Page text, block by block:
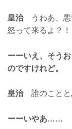
皇治うわあ、悪
怒って来るよ？！
ーーいえ、そう
のですけれど。
皇治誰のこと
ーーいやあ……